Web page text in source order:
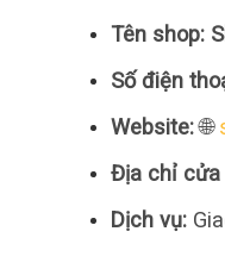
Tên shop:
Số điện
Website:🌐
Địa chỉ cửa
Dịch vụ: